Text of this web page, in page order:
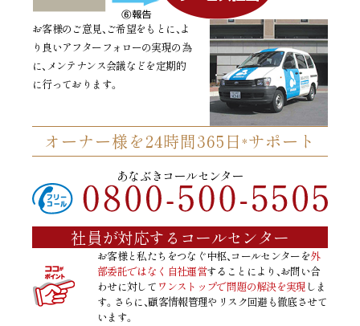
お客様のご意見、ご希望をもとに、よ
り良いアフターフォローの実現の為
に、メンテナンス会議などを定期的
に行っております。
オーナー様を24時間365日*サポート
あなぶきコールセンター
社員が対応するコールセンター
お客様と私たちをつなぐ中枢、コールセンターを外
部委託ではなく自社運営することにより、お問い合
わせに対して ワンストップで問題の解決を実現 しま
す。さらに、顧客情報管理やリスク回避も徹底させて
います。